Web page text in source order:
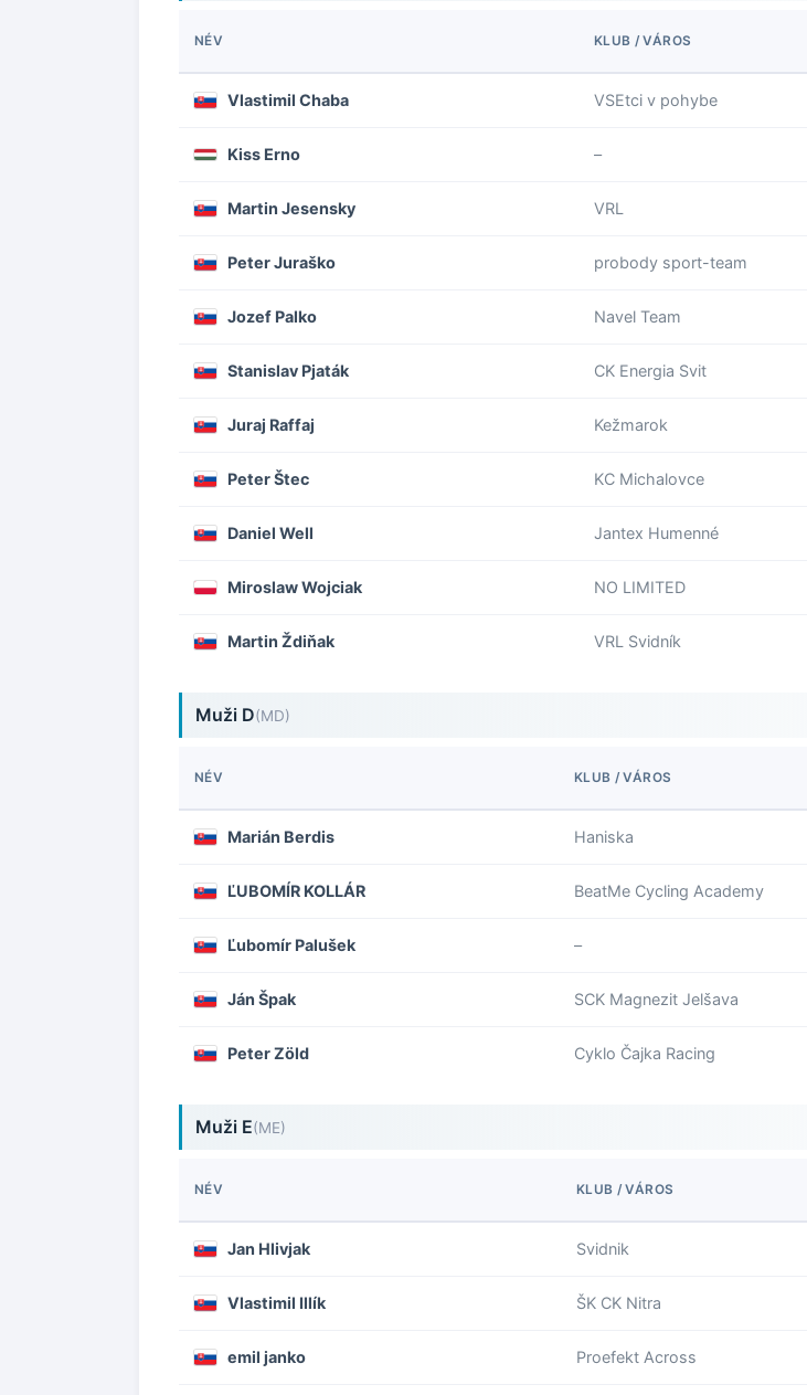
NÉV KLUB / VÁROS
Vlastimil Chaba VSEtci v pohybe
Kiss Erno –
Martin Jesensky VRL
Peter Juraško probody sport-team
Jozef Palko Navel Team
Stanislav Pjaták CK Energia Svit
Juraj Raffaj Kežmarok
Peter Štec KC Michalovce
Daniel Well Jantex Humenné
Miroslaw Wojciak NO LIMITED
Martin Ždiňak VRL Svidník
Muži D(MD)
NÉV KLUB / VÁROS
Marián Berdis Haniska
ĽUBOMÍR KOLLÁR BeatMe Cycling Academy
Ľubomír Palušek –
Ján Špak SCK Magnezit Jelšava
Peter Zöld Cyklo Čajka Racing
Muži E(ME)
NÉV KLUB / VÁROS
Jan Hlivjak Svidnik
Vlastimil Illík ŠK CK Nitra
emil janko Proefekt Across